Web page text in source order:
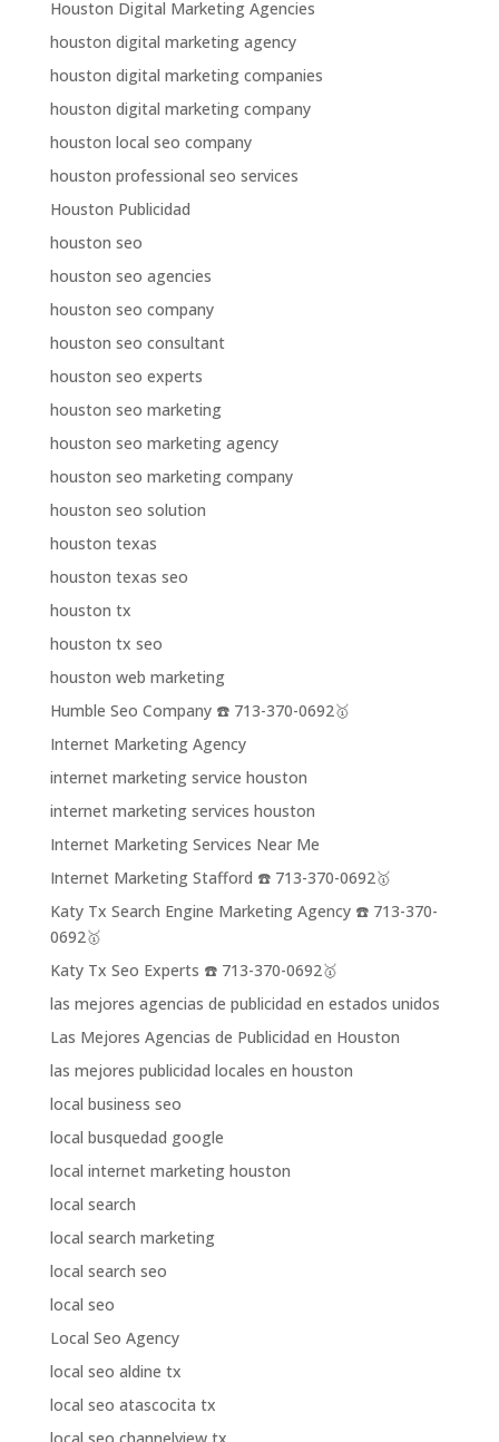
Houston Digital Marketing Agencies
houston digital marketing agency
houston digital marketing companies
houston digital marketing company
houston local seo company
houston professional seo services
Houston Publicidad
houston seo
houston seo agencies
houston seo company
houston seo consultant
houston seo experts
houston seo marketing
houston seo marketing agency
houston seo marketing company
houston seo solution
houston texas
houston texas seo
houston tx
houston tx seo
houston web marketing
Humble Seo Company ☎️ 713-370-0692🥇
Internet Marketing Agency
internet marketing service houston
internet marketing services houston
Internet Marketing Services Near Me
Internet Marketing Stafford ☎️ 713-370-0692🥇
Katy Tx Search Engine Marketing Agency ☎️ 713-370-
0692🥇
Katy Tx Seo Experts ☎️ 713-370-0692🥇
las mejores agencias de publicidad en estados unidos
Las Mejores Agencias de Publicidad en Houston
las mejores publicidad locales en houston
local business seo
local busquedad google
local internet marketing houston
local search
local search marketing
local search seo
local seo
Local Seo Agency
local seo aldine tx
local seo atascocita tx
local seo channelview tx